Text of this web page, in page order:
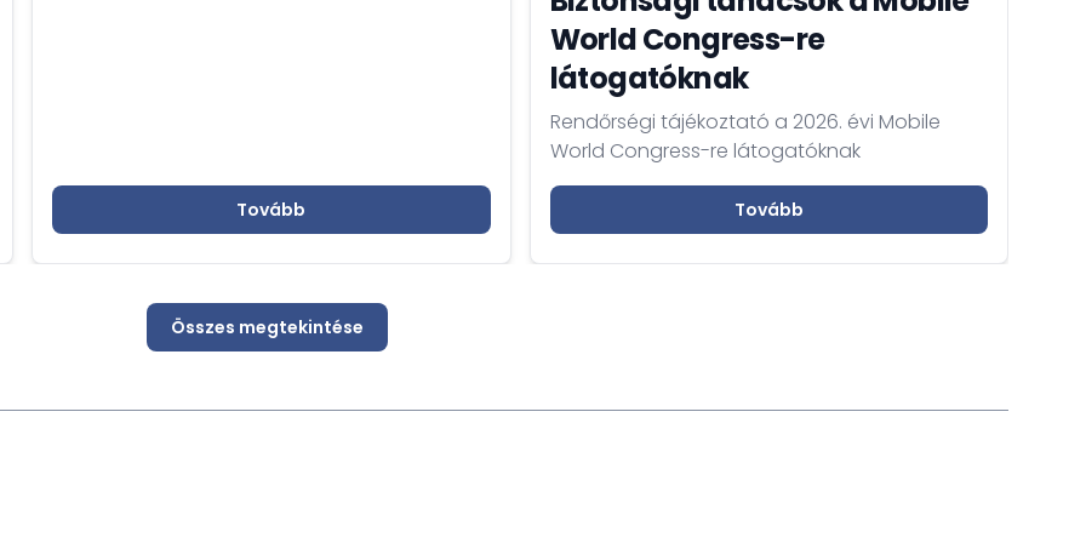
Tovább
World Congress-re
látogatóknak
Rendőrségi tájékoztató a 2026. évi Mobile
World Congress-re látogatóknak
Tovább
Összes megtekintése